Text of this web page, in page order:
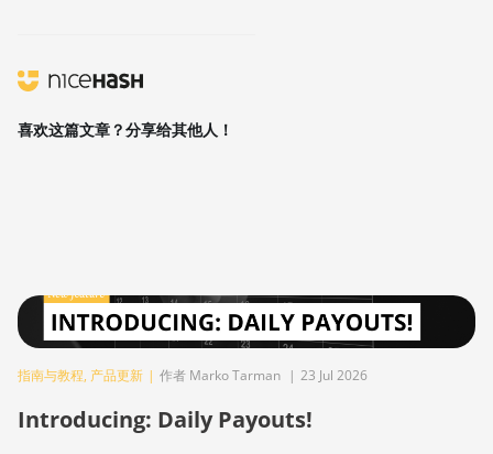
喜欢这篇文章？分享给其他人！
指南与教程, 产品更新 | 作者 Marko Tarman | 23 Jul 2026
Introducing: Daily Payouts!